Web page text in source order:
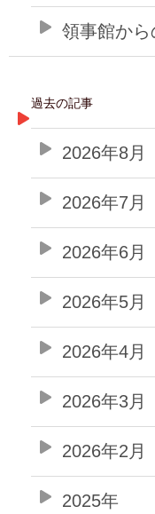
領事館か
過去の記事
2026年8月
2026年7月
2026年6月
2026年5月
2026年4月
2026年3月
2026年2月
2025年